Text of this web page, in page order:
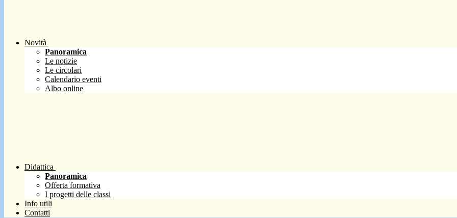
Novità
Panoramica
Le notizie
Le circolari
Calendario eventi
Albo online
Didattica
Panoramica
Offerta formativa
I progetti delle classi
Info utili
Contatti